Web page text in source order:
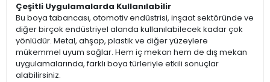
Çeşitli Uygulamalarda Kullanılabilir
Bu boya tabancası, otomotiv endüstrisi, inşaat sektöründe ve
diğer birçok endüstriyel alanda kullanılabilecek kadar çok
yönlüdür. Metal, ahşap, plastik ve diğer yüzeylere
mükemmel uyum sağlar. Hem iç mekan hem de dış mekan
uygulamalarında, farklı boya türleriyle etkili sonuçlar
alabilirsiniz.